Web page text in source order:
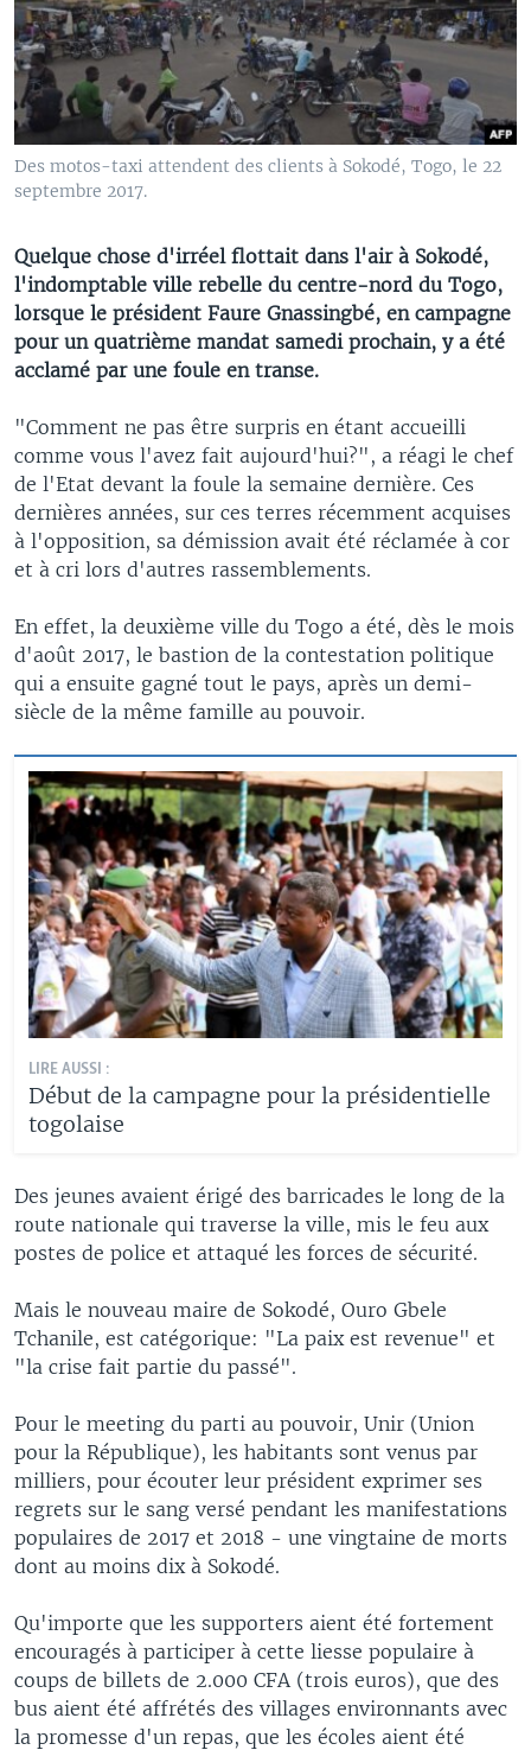
Des motos-taxi attendent des clients à Sokodé, Togo, le 22
septembre 2017.
Quelque chose d'irréel flottait dans l'air à Sokodé,
l'indomptable ville rebelle du centre-nord du Togo,
lorsque le président Faure Gnassingbé, en campagne
pour un quatrième mandat samedi prochain, y a été
acclamé par une foule en transe.
"Comment ne pas être surpris en étant accueilli
comme vous l'avez fait aujourd'hui?", a réagi le chef
de l'Etat devant la foule la semaine dernière. Ces
dernières années, sur ces terres récemment acquises
à l'opposition, sa démission avait été réclamée à cor
et à cri lors d'autres rassemblements.
En effet, la deuxième ville du Togo a été, dès le mois
d'août 2017, le bastion de la contestation politique
qui a ensuite gagné tout le pays, après un demi-
siècle de la même famille au pouvoir.
LIRE AUSSI :
Début de la campagne pour la présidentielle
togolaise
Des jeunes avaient érigé des barricades le long de la
route nationale qui traverse la ville, mis le feu aux
postes de police et attaqué les forces de sécurité.
Mais le nouveau maire de Sokodé, Ouro Gbele
Tchanile, est catégorique: "La paix est revenue" et
"la crise fait partie du passé".
Pour le meeting du parti au pouvoir, Unir (Union
pour la République), les habitants sont venus par
milliers, pour écouter leur président exprimer ses
regrets sur le sang versé pendant les manifestations
populaires de 2017 et 2018 - une vingtaine de morts
dont au moins dix à Sokodé.
Qu'importe que les supporters aient été fortement
encouragés à participer à cette liesse populaire à
coups de billets de 2.000 CFA (trois euros), que des
bus aient été affrétés des villages environnants avec
la promesse d'un repas, que les écoles aient été